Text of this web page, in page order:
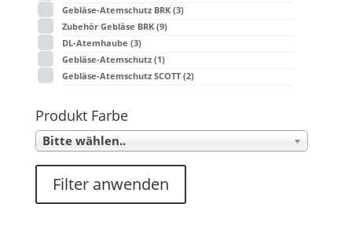
Gebläse-Atemschutz BRK (3)
Zubehör Gebläse BRK (9)
DL-Atemhaube (3)
Gebläse-Atemschutz (1)
Gebläse-Atemschutz SCOTT (2)
Produkt Farbe
Bitte wählen..
Filter anwenden